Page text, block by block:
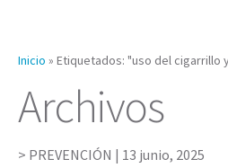
Inicio » Etiquetados: "uso del cigarrillo
Archivos
PREVENCIÓN | 13 junio, 2025